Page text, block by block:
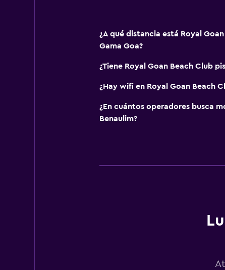
¿A qué distancia está Royal
Gama Goa?
¿Tiene Royal Goan Beach Club
¿Hay wifi en Royal Goan Beach
¿En cuántos operadores busca
Benaulim?